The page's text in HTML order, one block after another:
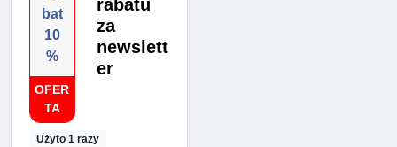
bat
10
%
OFER
TA
Użyto 1 razy
rabatu
za
newslett
er